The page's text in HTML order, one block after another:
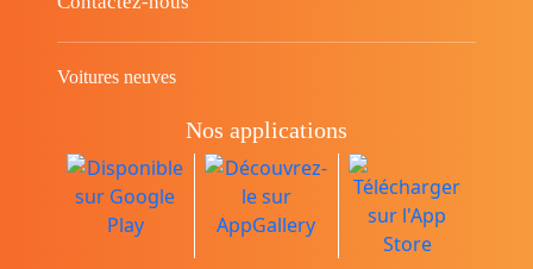
Voitures neuves
Nos applications